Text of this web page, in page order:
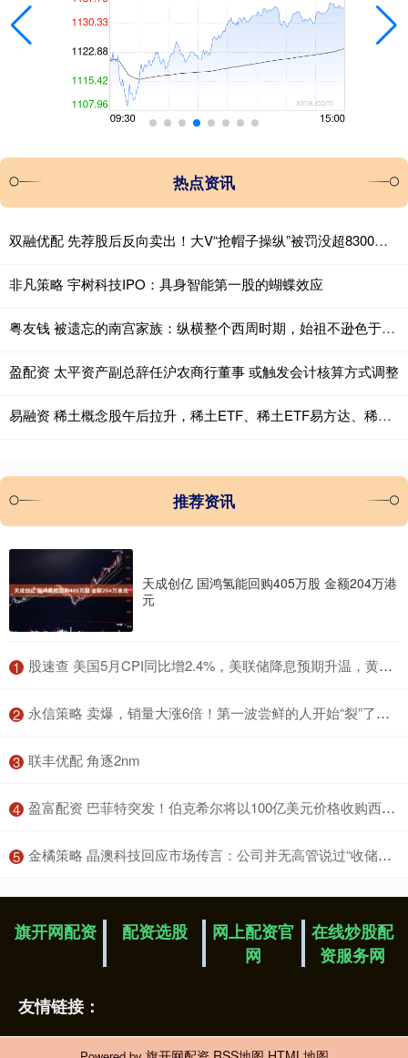
热点资讯
双融优配 先荐股后反向卖出！大V“抢帽子操纵”被罚没超8300万元 3年市场禁入
非凡策略 宇树科技IPO：具身智能第一股的蝴蝶效应
粤友钱 被遗忘的南宫家族：纵横整个西周时期，始祖不逊色于姜子牙
盈配资 太平资产副总辞任沪农商行董事 或触发会计核算方式调整
易融资 稀土概念股午后拉升，稀土ETF、稀土ETF易方达、稀土ETF嘉实上涨
推荐资讯
天成创亿 国鸿氢能回购405万股 金额204万港
元
1 ​股速查 美国5月CPI同比增2.4%，美联储降息预期升温，黄金短线冲高
2 ​永信策略 卖爆，销量大涨6倍！第一波尝鲜的人开始“裂”了：像被电击！医生提醒
3 ​联丰优配 角逐2nm
4 ​盈富配资 巴菲特突发！伯克希尔将以100亿美元价格收购西方石油子公司
5 ​金橘策略 晶澳科技回应市场传言：公司并无高管说过“收储平台黄了”一事
旗开网配资 配资选股
网上配资官
网
在线炒股配
资服务网
友情链接：